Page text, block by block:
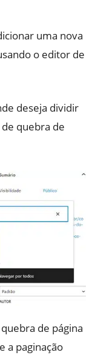
uma nova
o editor de
deseja dividir
quebra de
de página
a paginação